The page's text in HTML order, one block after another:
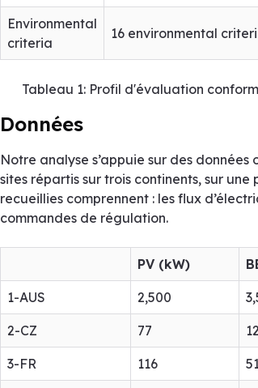
Environmental
criteria
16 environmental
Tableau 1: Profil d'évaluation
Données
Notre analyse s’appuie sur des
sites répartis sur trois continents, sur
recueillies comprennent : les flux
commandes de régulation.
PV (kW)
1-AUS 2,500
2-CZ 77
3-FR 116